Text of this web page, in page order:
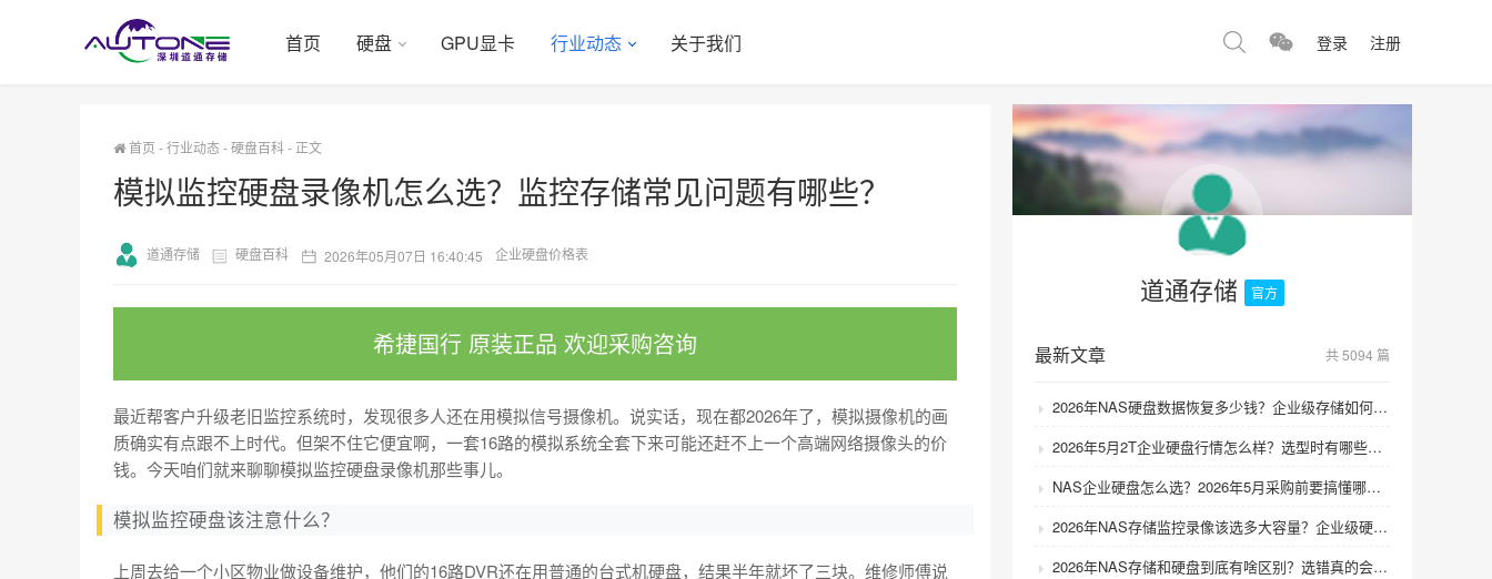
首页 硬盘 GPU显卡 行业动态 关于我们 登录 注册
首页 -行业动态-硬盘百科- 正文
模拟监控硬盘录像机怎么选？监控存储常见问题有哪些？
道通存储 硬盘百科 2026年05月07日 16:40:45 企业硬盘价格表
希捷国行 原装正品 欢迎采购咨询
最近帮客户升级老旧监控系统时，发现很多人还在用模拟信号摄像机。说实话，现在都2026年了，模拟摄像机的画
质确实有点跟不上时代。但架不住它便宜啊，一套16路的模拟系统全套下来可能还赶不上一个高端网络摄像头的价
钱。今天咱们就来聊聊模拟监控硬盘录像机那些事儿。
模拟监控硬盘该注意什么？
上周去给一个小区物业做设备维护，他们的16路DVR还在用普通的台式机硬盘，结果半年就坏了三块。维修师傅说
道通存储 官方
最新文章 共 5094 篇
2026年NAS硬盘数据恢复多少钱？企业级存储如何避免数据丢失风险？
2026年5月2T企业硬盘行情怎么样？选型时有哪些避坑技巧？
NAS企业硬盘怎么选？2026年5月采购前要搞懂哪些坑？
2026年NAS存储监控录像该选多大容量？企业级硬盘怎么搭配才划算？
2026年NAS存储和硬盘到底有啥区别？选错真的会后悔吗？